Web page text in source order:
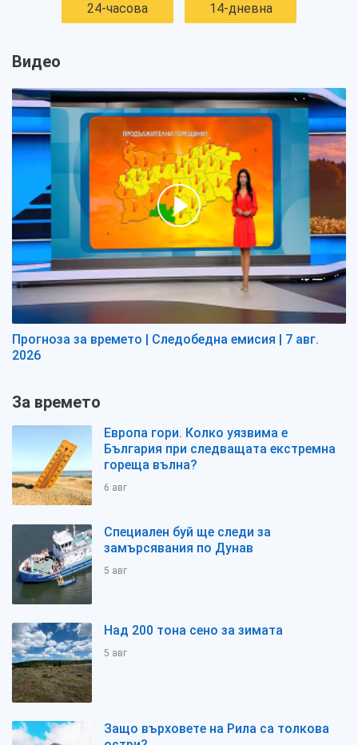
24-часова 14-дневна
Видео
Прогноза за времето | Следобедна емисия | 7 авг.
2026
За времето
Европа гори. Колко уязвима е
България при следващата екстремна
гореща вълна?
6 авг
Специален буй ще следи за
замърсявания по Дунав
5 авг
Над 200 тона сено за зимата
5 авг
Защо върховете на Рила са толкова